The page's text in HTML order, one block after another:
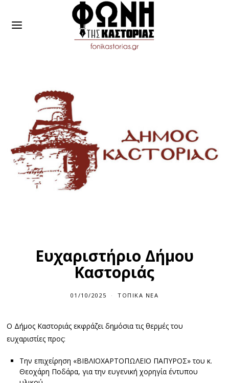
Ευχαριστήριο Δήμου
Καστοριάς
01/10/2025 ΤΟΠΙΚΆ ΝΈΑ
Ο Δήμος Καστοριάς εκφράζει δημόσια τις θερμές του
ευχαριστίες προς:
Την επιχείρηση «ΒΙΒΛΙΟΧΑΡΤΟΠΩΛΕΙΟ ΠΑΠΥΡΟΣ» του κ.
Θεοχάρη Ποδάρα, για την ευγενική χορηγία έντυπου